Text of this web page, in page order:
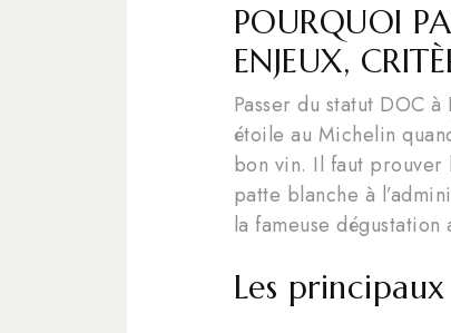
POURQUOI
ENJEUX,
Passer du statut DOC
étoile au Michelin
bon vin. Il faut prouver
patte blanche à
la fameuse dégustation
Les